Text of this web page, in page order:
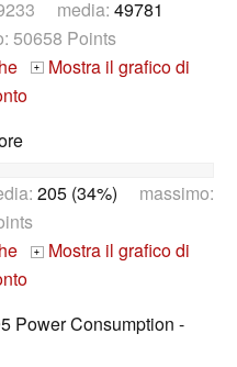
media: 49781
50658 Points
+ Mostra il grafico di
205 (34%) massimo:
+ Mostra il grafico di
Power Consumption -